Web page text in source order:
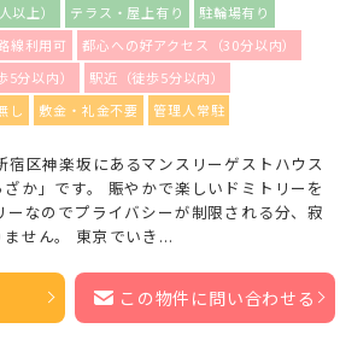
以上） テラス・屋上有り
駐輪場有り
線利用可
都心への好アクセス（30分以内）
分以内）
駅近（徒歩5分以内）
し 敷金・礼金不要 管理人常駐
区神楽坂にあるマンスリーゲストハウス
ざか」です。 賑やかで楽しいドミトリーを
なのでプライバシーが制限される分、寂
せん。 東京でいき...
この物件に問い合わせる